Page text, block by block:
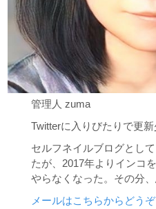
管理人 zuma
Twitterに入りびたりで更新
セルフネイルブログとし
たが、2017年よりインコ
やらなくなった。その分、
メールはこちらからどうぞ